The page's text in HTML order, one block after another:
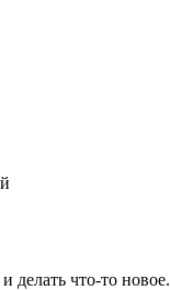
делать что-то новое.